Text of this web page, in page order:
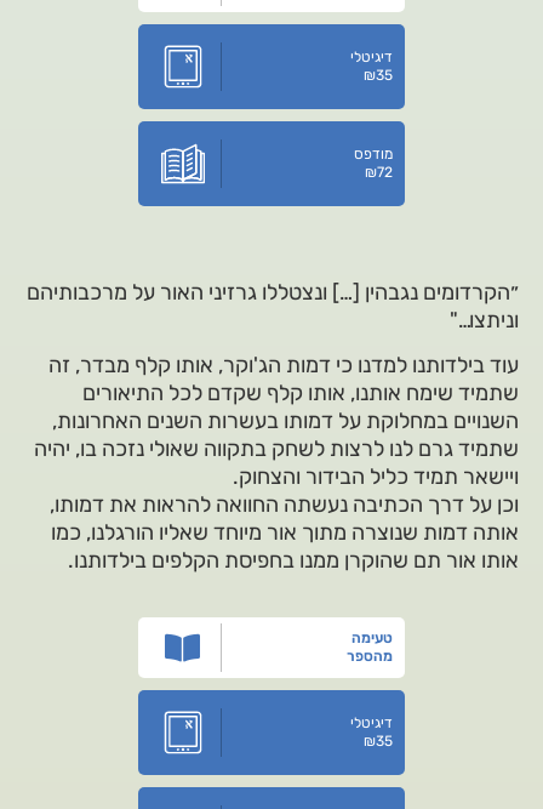
דיגיטלי
₪35
מודפס
₪72
״הקרדומים נגבהין […] ונצטללו גרזיני האור על מרכבותיהם
וניתצו…"
עוד בילדותנו למדנו כי דמות הג'וקר, אותו קלף מבדר, זה
שתמיד שימח אותנו, אותו קלף שקדם לכל התיאורים
השנויים במחלוקת על דמותו בעשרות השנים האחרונות,
שתמיד גרם לנו לרצות לשחק בתקווה שאולי נזכה בו, יהיה
ויישאר תמיד כליל הבידור והצחוק.
וכן על דרך הכתיבה נעשתה החוואה להראות את דמותו,
אותה דמות שנוצרה מתוך אור מיוחד שאליו הורגלנו, כמו
אותו אור תם שהוקרן ממנו בחפיסת הקלפים בילדותנו.
טעימה
מהספר
דיגיטלי
₪35